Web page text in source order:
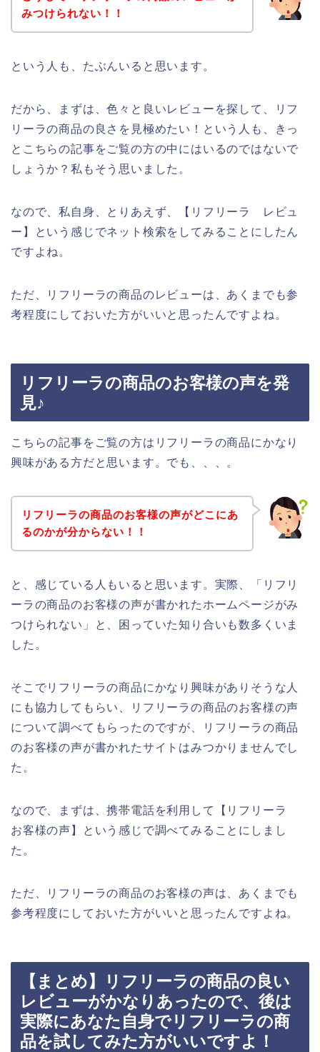
みつけられない！！
という人も、たぶんいると思います。
だから、まずは、色々と良いレビューを探して、リフ
リーラの商品の良さを見極めたい！という人も、きっ
とこちらの記事をご覧の方の中にはいるのではないで
しょうか？私もそう思いました。
なので、私自身、とりあえず、【リフリーラ レビュ
ー】という感じでネット検索をしてみることにしたん
ですよね。
ただ、リフリーラの商品のレビューは、あくまでも参
考程度にしておいた方がいいと思ったんですよね。
リフリーラの商品のお客様の声を発
見♪
こちらの記事をご覧の方はリフリーラの商品にかなり
興味がある方だと思います。でも、、、。
リフリーラの商品のお客様の声がどこにあ
るのかが分からない！！
と、感じている人もいると思います。実際、「リフリ
ーラの商品のお客様の声が書かれたホームページがみ
つけられない」と、困っていた知り合いも数多くいま
した。
そこでリフリーラの商品にかなり興味がありそうな人
にも協力してもらい、リフリーラの商品のお客様の声
について調べてもらったのですが、リフリーラの商品
のお客様の声が書かれたサイトはみつかりませんでし
た。
なので、まずは、携帯電話を利用して【リフリーラ
お客様の声】という感じで調べてみることにしまし
た。
ただ、リフリーラの商品のお客様の声は、あくまでも
参考程度にしておいた方がいいと思ったんですよね。
【まとめ】リフリーラの商品の良い
レビューがかなりあったので、後は
実際にあなた自身でリフリーラの商
品を試してみた方がいいですよ！